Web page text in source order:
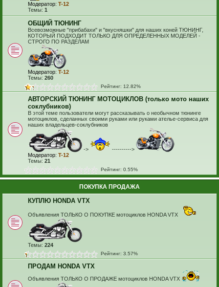
Модератор: T-12
Темы: 1
ОБЩИЙ ТЮНИНГ
Всевозможные "прибабахи" и "вкусняшки" для наших коней ТЮНИНГ,
КОТОРЫЙ ПОДХОДИТ ТОЛЬКО ДЛЯ ОПРЕДЕЛЕННЫХ МОДЕЛЕЙ -
СТРОГО ПО РАЗДЕЛАМ
Модератор: T-12
Темы: 260
Рейтинг: 12.82%
АВТОРСКИЙ ТЮНИНГ МОТОЦИКЛОВ (только мото наших
соклубников)
В этой теме пользователи могут рассказывать о необычном тюнинге
мотоциклов, сделанных своими руками или руками ателье-сервиса для
наших владельцев-соклубников
->
---------->
Модератор: T-12
Темы: 21
Рейтинг: 0.55%
ПОКУПКА ПРОДАЖА
КУПЛЮ HONDA VTX
Объявления ТОЛЬКО О ПОКУПКЕ мотоциклов HONDA VTX
Темы: 224
Рейтинг: 3.57%
ПРОДАМ HONDA VTX
Объявления ТОЛЬКО О ПРОДАЖЕ мотоциклов HONDA VTX